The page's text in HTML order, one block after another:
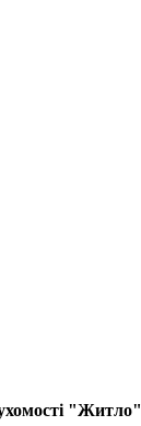
"Житло"